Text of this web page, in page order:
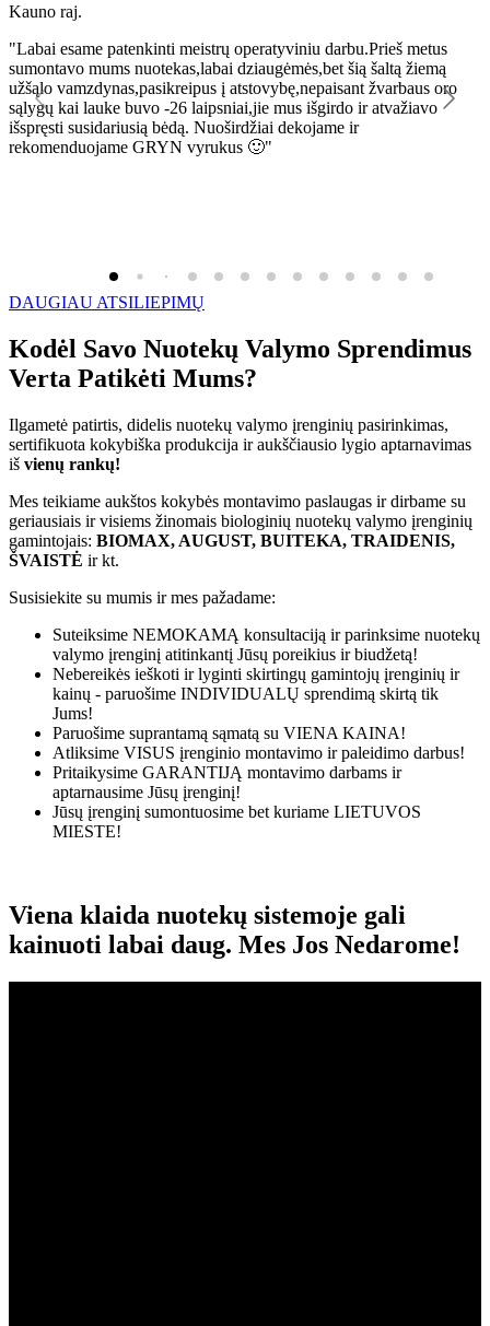
Kauno raj.
"Labai esame patenkinti meistrų operatyviniu darbu.Prieš metus
sumontavo mums nuotekas,labai dziaugėmės,bet šią šaltą žiemą
užšąlo vamzdynas,pasikreipus į atstovybę,nepaisant žvarbaus oro
sąlygų kai lauke buvo -26 laipsniai,jie mus išgirdo ir atvažiavo
išspręsti susidariusią bėdą. Nuoširdžiai dekojame ir
rekomenduojame GRYN vyrukus 🙂"
DAUGIAU ATSILIEPIMŲ
Kodėl Savo Nuotekų Valymo Sprendimus
Verta Patikėti Mums?
Ilgametė patirtis, didelis nuotekų valymo įrenginių pasirinkimas,
sertifikuota kokybiška produkcija ir aukščiausio lygio aptarnavimas
iš vienų rankų!
Mes teikiame aukštos kokybės montavimo paslaugas ir dirbame su
geriausiais ir visiems žinomais biologinių nuotekų valymo įrenginių
gamintojais: BIOMAX, AUGUST, BUITEKA, TRAIDENIS,
ŠVAISTĖ ir kt.
Susisiekite su mumis ir mes pažadame:
Suteiksime NEMOKAMĄ konsultaciją ir parinksime nuotekų
valymo įrenginį atitinkantį Jūsų poreikius ir biudžetą!
Nebereikės ieškoti ir lyginti skirtingų gamintojų įrenginių ir
kainų - paruošime INDIVIDUALŲ sprendimą skirtą tik
Jums!
Paruošime suprantamą sąmatą su VIENA KAINA!
Atliksime VISUS įrenginio montavimo ir paleidimo darbus!
Pritaikysime GARANTIJĄ montavimo darbams ir
aptarnausime Jūsų įrenginį!
Jūsų įrenginį sumontuosime bet kuriame LIETUVOS
MIESTE!
Viena klaida nuotekų sistemoje gali
kainuoti labai daug. Mes Jos Nedarome!